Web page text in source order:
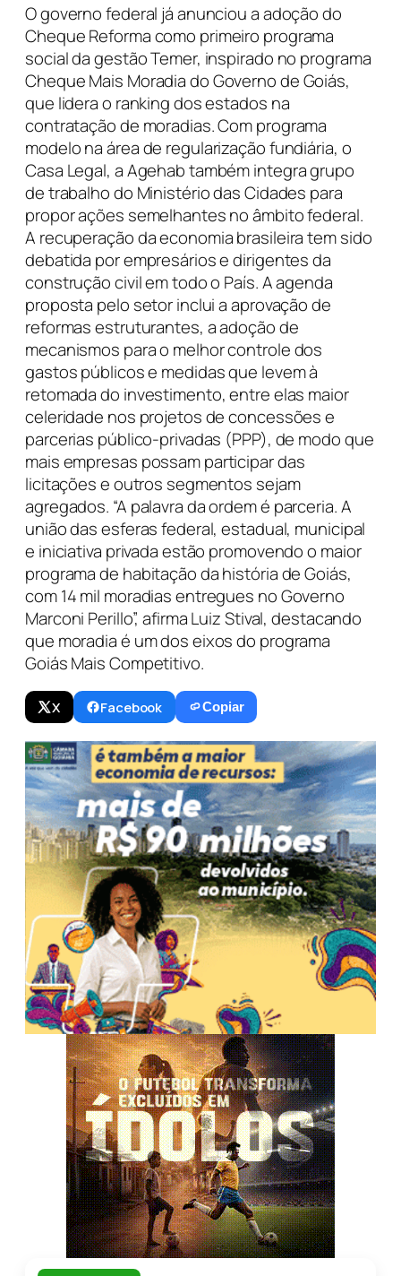
X Facebook Copiar
O governo federal já anunciou a adoção do
Cheque Reforma como primeiro programa
social da gestão Temer, inspirado no programa
Cheque Mais Moradia do Governo de Goiás,
que lidera o ranking dos estados na
contratação de moradias. Com programa
modelo na área de regularização fundiária, o
Casa Legal, a Agehab também integra grupo
de trabalho do Ministério das Cidades para
propor ações semelhantes no âmbito federal.
A recuperação da economia brasileira tem sido
debatida por empresários e dirigentes da
construção civil em todo o País. A agenda
proposta pelo setor inclui a aprovação de
reformas estruturantes, a adoção de
mecanismos para o melhor controle dos
gastos públicos e medidas que levem à
retomada do investimento, entre elas maior
celeridade nos projetos de concessões e
parcerias público-privadas (PPP), de modo que
mais empresas possam participar das
licitações e outros segmentos sejam
agregados. “A palavra da ordem é parceria. A
união das esferas federal, estadual, municipal
e iniciativa privada estão promovendo o maior
programa de habitação da história de Goiás,
com 14 mil moradias entregues no Governo
Marconi Perillo”, afirma Luiz Stival, destacando
que moradia é um dos eixos do programa
Goiás Mais Competitivo.